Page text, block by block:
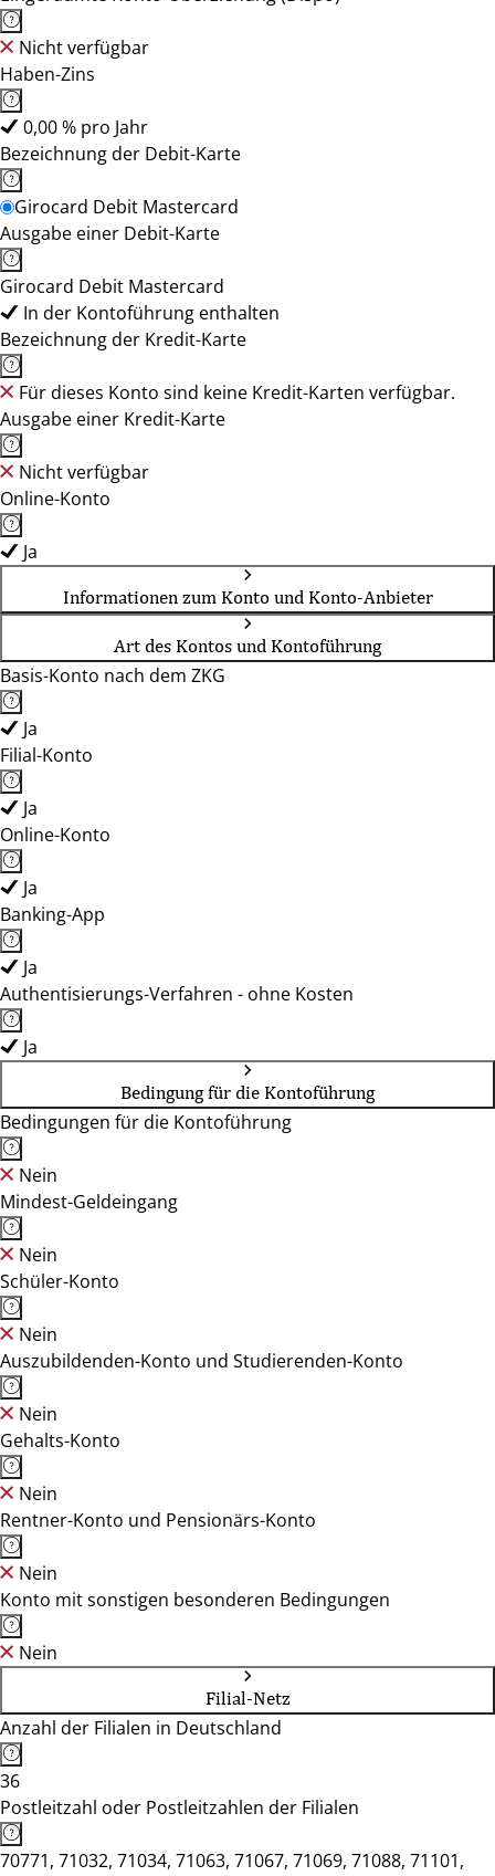
Nicht verfügbar
Haben-Zins
0,00 % pro Jahr
Bezeichnung der Debit-Karte
Girocard Debit Mastercard
Ausgabe einer Debit-Karte
Girocard Debit Mastercard
In der Kontoführung enthalten
Bezeichnung der Kredit-Karte
Für dieses Konto sind keine Kredit-Karten verfügbar.
Ausgabe einer Kredit-Karte
Nicht verfügbar
Online-Konto
Ja
Informationen zum Konto und Konto-Anbieter
Art des Kontos und Kontoführung
Basis-Konto nach dem ZKG
Ja
Filial-Konto
Ja
Online-Konto
Ja
Banking-App
Ja
Authentisierungs-Verfahren - ohne Kosten
Ja
Bedingung für die Kontoführung
Bedingungen für die Kontoführung
Nein
Mindest-Geldeingang
Nein
Schüler-Konto
Nein
Auszubildenden-Konto und Studierenden-Konto
Nein
Gehalts-Konto
Nein
Rentner-Konto und Pensionärs-Konto
Nein
Konto mit sonstigen besonderen Bedingungen
Nein
Filial-Netz
Anzahl der Filialen in Deutschland
36
Postleitzahl oder Postleitzahlen der Filialen
70771, 71032, 71034, 71063, 71067, 71069, 71088, 71101,